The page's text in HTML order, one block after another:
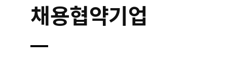
채용협약기업